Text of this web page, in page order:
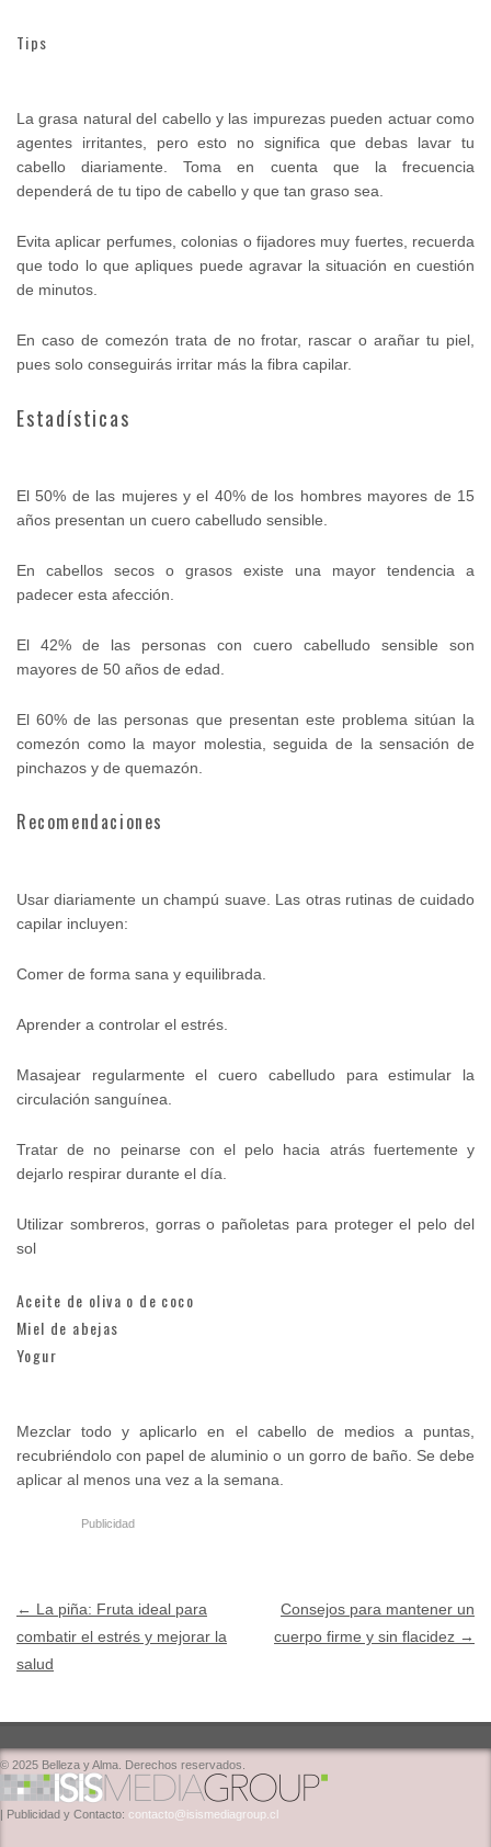
Tips
La grasa natural del cabello y las impurezas pueden actuar como
agentes irritantes, pero esto no significa que debas lavar tu
cabello diariamente. Toma en cuenta que la frecuencia
dependerá de tu tipo de cabello y que tan graso sea.
Evita aplicar perfumes, colonias o fijadores muy fuertes, recuerda
que todo lo que apliques puede agravar la situación en cuestión
de minutos.
En caso de comezón trata de no frotar, rascar o arañar tu piel,
pues solo conseguirás irritar más la fibra capilar.
Estadísticas
El 50% de las mujeres y el 40% de los hombres mayores de 15
años presentan un cuero cabelludo sensible.
En cabellos secos o grasos existe una mayor tendencia a
padecer esta afección.
El 42% de las personas con cuero cabelludo sensible son
mayores de 50 años de edad.
El 60% de las personas que presentan este problema sitúan la
comezón como la mayor molestia, seguida de la sensación de
pinchazos y de quemazón.
Recomendaciones
Usar diariamente un champú suave. Las otras rutinas de cuidado
capilar incluyen:
Comer de forma sana y equilibrada.
Aprender a controlar el estrés.
Masajear regularmente el cuero cabelludo para estimular la
circulación sanguínea.
Tratar de no peinarse con el pelo hacia atrás fuertemente y
dejarlo respirar durante el día.
Utilizar sombreros, gorras o pañoletas para proteger el pelo del
sol
Aceite de oliva o de coco
Miel de abejas
Yogur
Mezclar todo y aplicarlo en el cabello de medios a puntas,
recubriéndolo con papel de aluminio o un gorro de baño. Se debe
aplicar al menos una vez a la semana.
Publicidad
Post navigation
← La piña: Fruta ideal para
combatir el estrés y mejorar la
salud
Consejos para mantener un
cuerpo firme y sin flacidez →
© 2025 Belleza y Alma. Derechos reservados.
| Publicidad y Contacto: contacto@isismediagroup.cl